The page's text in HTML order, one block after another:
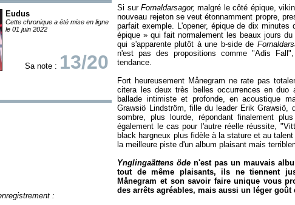
Eudus
Cette chronique a été mise en ligne
le 01 juin 2022
Sa note : 13/20
:
Si surFornaldarsagor, malgré le côté épique,
nouveau rejeton se veut étonnamment propre,
parfait exemple. L'opener, épique de dix
épique» qui fait normalement les beaux jours
qui s'apparente plutôt à une b-side de
n'est pas des propositions comme "Adis
tendance.
Fort heureusement Månegram ne rate pas
citera les deux très belles occurrences en
ballade intimiste et profonde, en acoustique
Grawsiö Lindström, fille du leader ErikGrawsiö,
sombre, plus lourde, répondant finalement
également le cas pour l'autre réelle réussite,
black hargneux plus fidèle à la stature et au
la meilleure piste d'un album plaisant mais
Ynglingaättens öde n'est pas un mauvais
tout de même plaisants, ils ne tiennent
Månegram et son savoir faire unique vous
des arrêts agréables, mais aussi un léger